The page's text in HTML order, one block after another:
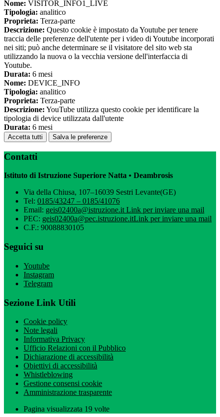
Nome: VISITOR_INFO1_LIVE
Tipologia: analitico
Proprieta: Terza-parte
Descrizione: Questo cookie è impostato da Youtube per tenere
traccia delle preferenze dell'utente per i video di Youtube incorporati
nei siti; può anche determinare se il visitatore del sito web sta
utilizzando la nuova o la vecchia versione dell'interfaccia di
Youtube.
Durata: 6 mesi
Nome: DEVICE_INFO
Tipologia: analitico
Proprieta: Terza-parte
Descrizione: YouTube utilizza questo cookie per identificare la
tipologia di device utilizzata dall'utente
Durata: 6 mesi
Accetta tutti Salva le preferenze
Contatti
Istituto di Istruzione Superiore Natta • Deambrosis
Via della Chiusa, 107–16039 Sestri Levante(GE)
Tel: 0185/43247 – 0185/41076
Email: geis02400a@istruzione.itLink per inviare una mail
PEC: geis02400a@pec.istruzione.itLink per inviare una mail
C.F.: 90088830105
Seguici su
Youtube
Instagram
Telegram
Sezione Link Utili
Cookie policy
Note legali
Informativa Privacy
Ufficio Relazioni con il Pubblico
Dichiarazione di accessibilità
Obiettivi di accessibilità
Whistleblowing
Gestione consensi cookie
Amministrazione trasparente
Pagina visualizzata 19 volte